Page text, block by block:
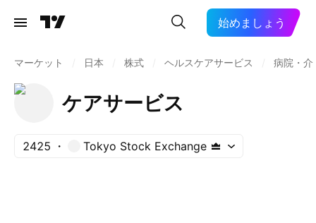
始めましょう
マーケット 日本 株式 ヘルスケアサービス 病院・介
ケアサービス
2425 Tokyo Stock Exchange